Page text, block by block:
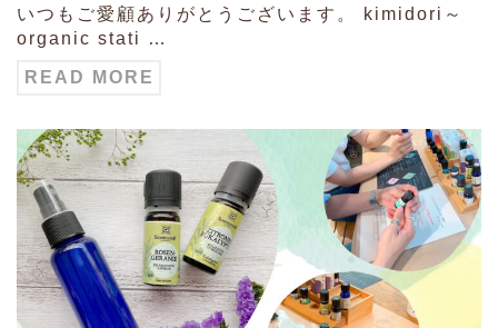
いつもご愛顧ありがとうございます。 kimidori～
organic stati …
READ MORE